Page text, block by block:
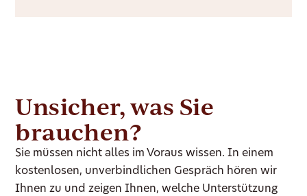
Unsicher, was Sie
brauchen?
Sie müssen nicht alles im Voraus wissen. In einem
kostenlosen, unverbindlichen Gespräch hören wir
Ihnen zu und zeigen Ihnen, welche Unterstützung